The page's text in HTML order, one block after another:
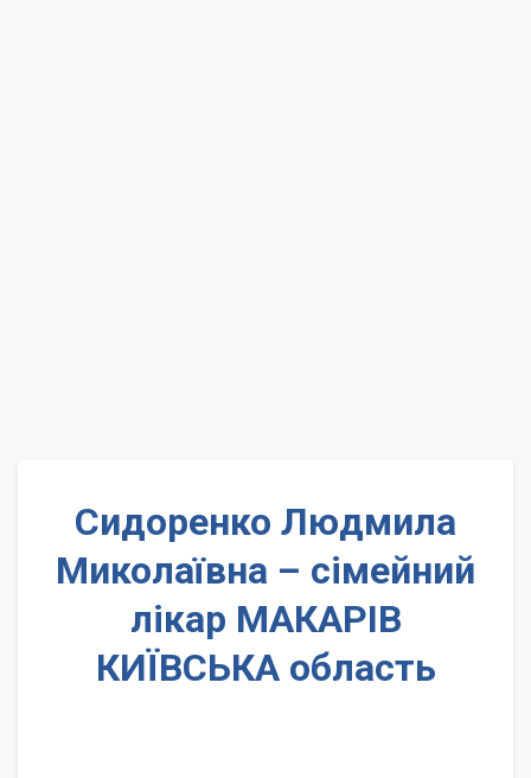
Сидоренко Людмила
Миколаївна – сімейний
лікар МАКАРІВ
КИЇВСЬКА область